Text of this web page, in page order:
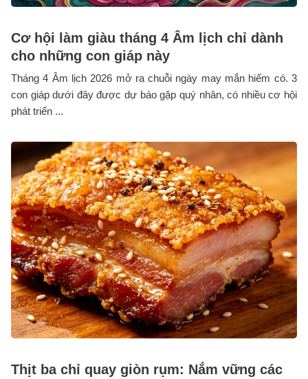
Cơ hội làm giàu tháng 4 Âm lịch chỉ dành
cho những con giáp này
Tháng 4 Âm lịch 2026 mở ra chuỗi ngày may mắn hiếm có. 3
con giáp dưới đây được dự báo gặp quý nhân, có nhiều cơ hội
phát triển ...
Thịt ba chỉ quay giòn rụm: Nắm vững các